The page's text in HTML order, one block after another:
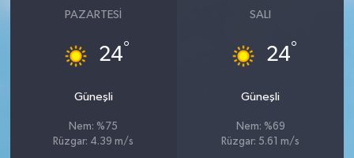
PAZARTESI
24°
Güneşli
Nem: %75
Rüzgar: 4.39 m/s
SALI
24°
Güneşli
Nem: %69
Rüzgar: 5.61 m/s